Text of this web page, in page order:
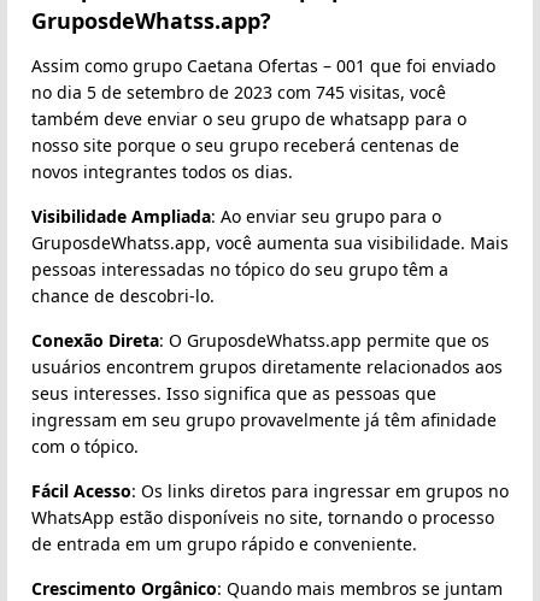
GruposdeWhatss.app?
Assim como grupo Caetana Ofertas – 001 que foi enviado
no dia 5 de setembro de 2023 com 745 visitas, você
também deve enviar o seu grupo de whatsapp para o
nosso site porque o seu grupo receberá centenas de
novos integrantes todos os dias.
Visibilidade Ampliada: Ao enviar seu grupo para o
GruposdeWhatss.app, você aumenta sua visibilidade. Mais
pessoas interessadas no tópico do seu grupo têm a
chance de descobri-lo.
Conexão Direta: O GruposdeWhatss.app permite que os
usuários encontrem grupos diretamente relacionados aos
seus interesses. Isso significa que as pessoas que
ingressam em seu grupo provavelmente já têm afinidade
com o tópico.
Fácil Acesso: Os links diretos para ingressar em grupos no
WhatsApp estão disponíveis no site, tornando o processo
de entrada em um grupo rápido e conveniente.
Crescimento Orgânico: Quando mais membros se juntam